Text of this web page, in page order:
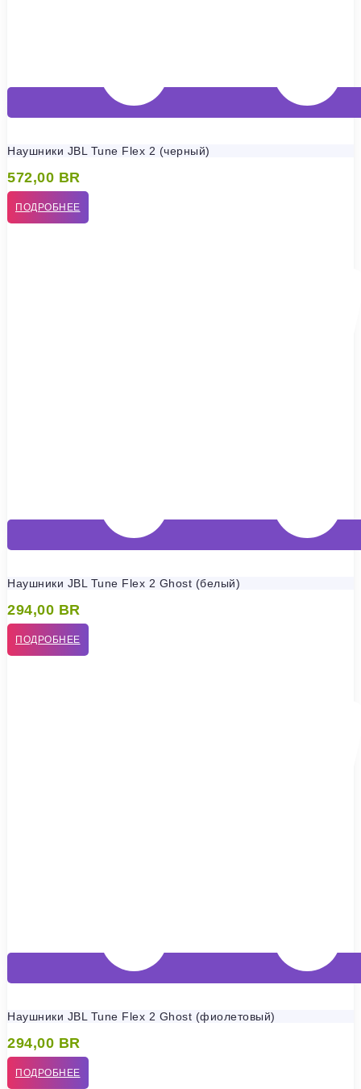
Наушники JBL Tune Flex 2 (черный)
572,00 BR
ПОДРОБНЕЕ
Наушники JBL Tune Flex 2 Ghost (белый)
294,00 BR
ПОДРОБНЕЕ
Наушники JBL Tune Flex 2 Ghost (фиолетовый)
294,00 BR
ПОДРОБНЕЕ